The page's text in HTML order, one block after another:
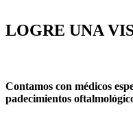
LOGRE UNA
Contamos con médicos
padecimientos